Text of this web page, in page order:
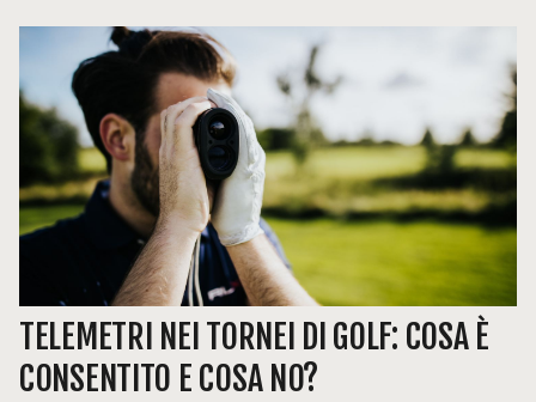
TELEMETRI NEI TORNEI DI GOLF: COSA È
CONSENTITO E COSA NO?